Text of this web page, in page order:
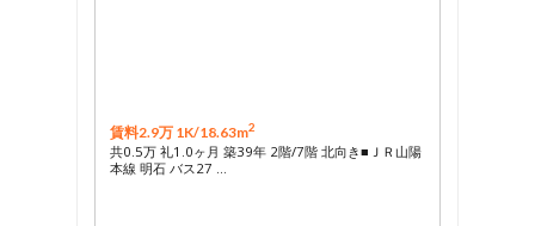
賃料2.9万 1K/18.63m2
共0.5万 礼1.0ヶ月 築39年 2階/7階 北向き■ＪＲ山陽
本線 明石 バス27 …